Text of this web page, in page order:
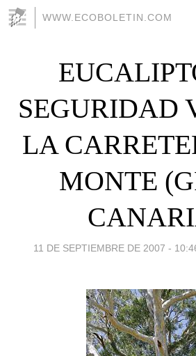
WWW.ECOBOLETIN.COM
SEGURIDAD
LA
MONTE
11 DE SEPTIEMBRE DE 2007 -